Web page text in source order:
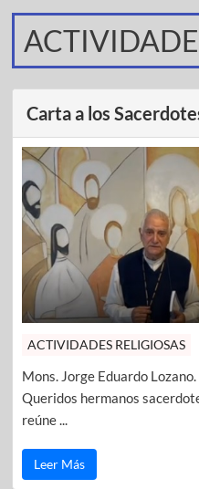
Carta a los
ACTIVIDADES RELIGIOSAS
Mons. Jorge Eduardo
Queridos hermanos
reúne ...
Leer Más